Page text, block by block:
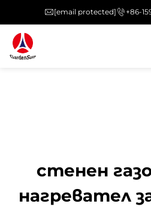
[email protected] +86-
стенен
нагревател